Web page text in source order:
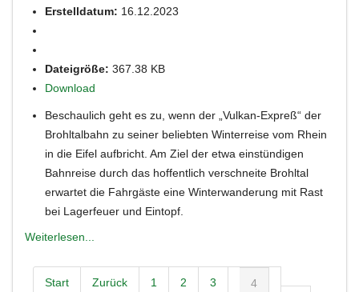
Erstelldatum: 16.12.2023
Dateigröße: 367.38 KB
Download
Beschaulich geht es zu, wenn der „Vulkan-Expreß“ der
Brohltalbahn zu seiner beliebten Winterreise vom Rhein
in die Eifel aufbricht. Am Ziel der etwa einstündigen
Bahnreise durch das hoffentlich verschneite Brohltal
erwartet die Fahrgäste eine Winterwanderung mit Rast
bei Lagerfeuer und Eintopf.
Weiterlesen...
Start Zurück 1 2 3 4